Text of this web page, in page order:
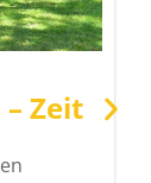
Zeit